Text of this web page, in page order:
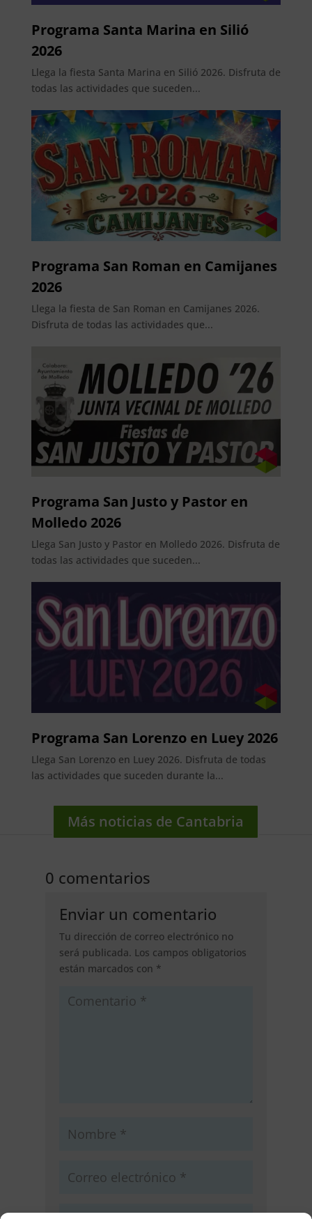
Programa Santa Marina en Silió
2026
Llega la fiesta Santa Marina en Silió 2026. Disfruta de
todas las actividades que suceden...
Programa San Roman en Camijanes
2026
Llega la fiesta de San Roman en Camijanes 2026.
Disfruta de todas las actividades que...
Programa San Justo y Pastor en
Molledo 2026
Llega San Justo y Pastor en Molledo 2026. Disfruta de
todas las actividades que suceden...
Programa San Lorenzo en Luey 2026
Llega San Lorenzo en Luey 2026. Disfruta de todas
las actividades que suceden durante la...
Más noticias de Cantabria
0 comentarios
Enviar un comentario
Tu dirección de correo electrónico no
será publicada. Los campos obligatorios
están marcados con *